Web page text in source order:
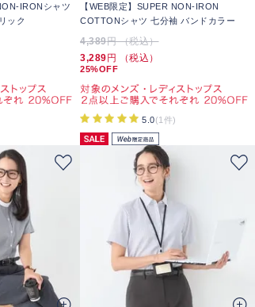
IRONシャツ
ック
【WEB限定】SUPER NON-IRON
COTTONシャツ 七分袖 バンドカラー
4,389円 （税込）
3,289円 （税込）
25%OFF
5.0(1件)